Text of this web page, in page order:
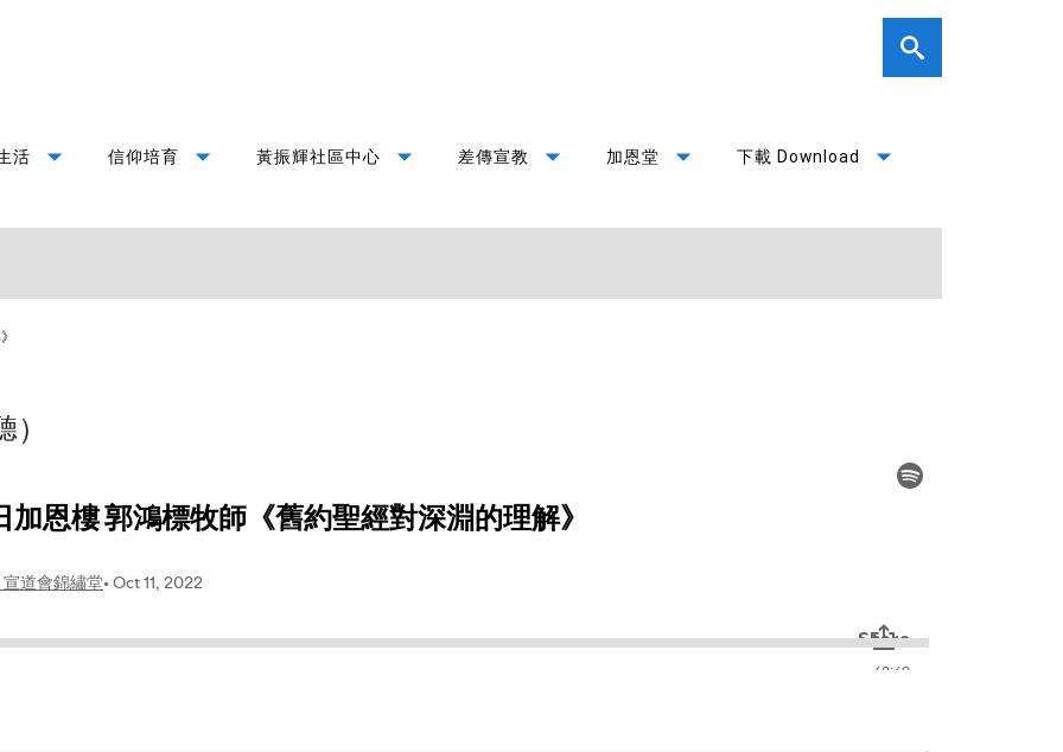
活 arrow_drop_down 信仰培育 arrow_drop_down 黃振輝社區中心 arrow_drop_down 差傳宣教 arrow_drop_down 加恩堂 arrow_drop_down 下載 Download arrow_drop_down